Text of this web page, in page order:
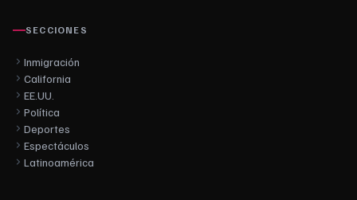
SECCIONES
Inmigración
California
EE.UU.
Política
Deportes
Espectáculos
Latinoamérica